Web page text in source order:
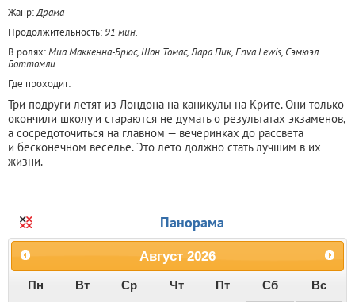
Жанр:Драма
Продолжительность: 91 мин.
В ролях:Миа Маккенна-Брюс, Шон Томас, Лара Пик, Enva Lewis, Сэмюэл
Боттомли
Где проходит:
Три подруги летят из Лондона на каникулы на Крите. Они только
окончили школу и стараются не думать о результатах экзаменов,
а сосредоточиться на главном — вечеринках до рассвета
и бесконечном веселье. Это лето должно стать лучшим в их
жизни.
Панорама
Август 2026
Пн Вт Ср Чт Пт Сб
Вс